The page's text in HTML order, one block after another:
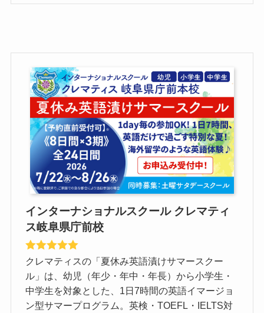
インターナショナルスクール クレマティ
ス岐阜県庁前校
クレマティスの「夏休み英語漬けサマースクー
ル」は、幼児（年少・年中・年長）から小学生・
中学生を対象とした、1日7時間の英語イマージョ
ン型サマープログラム。英検・TOEFL・IELTS対